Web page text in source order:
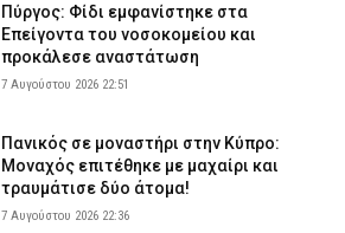
Πύργος: Φίδι εμφανίστηκε στα
Επείγοντα του νοσοκομείου και
προκάλεσε αναστάτωση
7 Αυγούστου 2026 22:51
Πανικός σε μοναστήρι στην Κύπρο:
Μοναχός επιτέθηκε με μαχαίρι και
τραυμάτισε δύο άτομα!
7 Αυγούστου 2026 22:36